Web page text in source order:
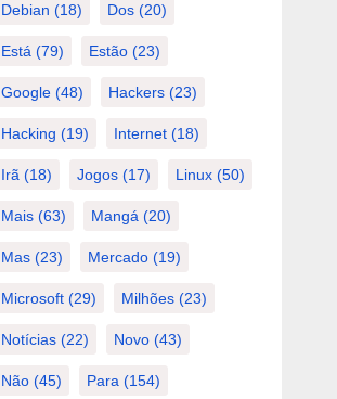
Debian (18) Dos(20)
Está (79) Estão(23)
Google(48) Hackers(23)
Hacking (19) Internet(18)
Irã (18) Jogos(17) Linux(50)
Mais(63) Mangá (20)
Mas(23) Mercado(19)
Microsoft(29) Milhões(23)
Notícias(22) Novo(43)
Não(45) Para (154)